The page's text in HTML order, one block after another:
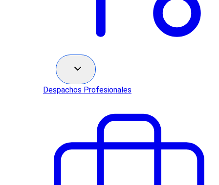
Despachos Profesionales